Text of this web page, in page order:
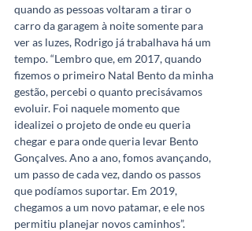
quando as pessoas voltaram a tirar o
carro da garagem à noite somente para
ver as luzes, Rodrigo já trabalhava há um
tempo. “Lembro que, em 2017, quando
fizemos o primeiro Natal Bento da minha
gestão, percebi o quanto precisávamos
evoluir. Foi naquele momento que
idealizei o projeto de onde eu queria
chegar e para onde queria levar Bento
Gonçalves. Ano a ano, fomos avançando,
um passo de cada vez, dando os passos
que podíamos suportar. Em 2019,
chegamos a um novo patamar, e ele nos
permitiu planejar novos caminhos”.